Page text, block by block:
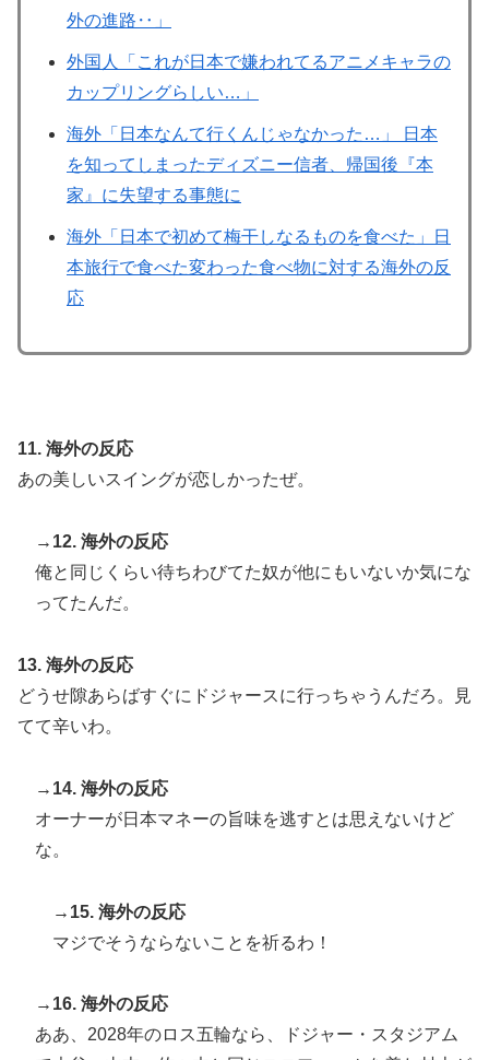
外の進路‥」
外国人「これが日本で嫌われてるアニメキャラの
カップリングらしい…」
海外「日本なんて行くんじゃなかった…」 日本
を知ってしまったディズニー信者、帰国後『本
家』に失望する事態に
海外「日本で初めて梅干しなるものを食べた」日
本旅行で食べた変わった食べ物に対する海外の反
応
11. 海外の反応
あの美しいスイングが恋しかったぜ。
→12. 海外の反応
俺と同じくらい待ちわびてた奴が他にもいないか気にな
ってたんだ。
13. 海外の反応
どうせ隙あらばすぐにドジャースに行っちゃうんだろ。見
てて辛いわ。
→14. 海外の反応
オーナーが日本マネーの旨味を逃すとは思えないけど
な。
→15. 海外の反応
マジでそうならないことを祈るわ！
→16. 海外の反応
ああ、2028年のロス五輪なら、ドジャー・スタジアム